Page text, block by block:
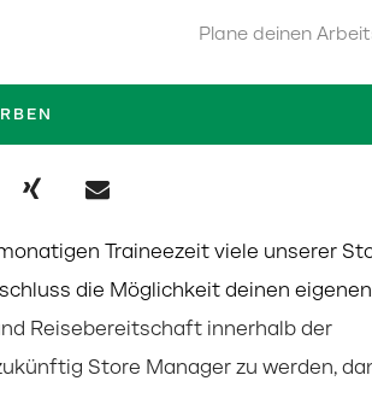
Plane deinen
Traineezeit viele unserer
die Möglichkeit deinen
Reisebereitschaft innerhalb der
Store Manager zu werden,